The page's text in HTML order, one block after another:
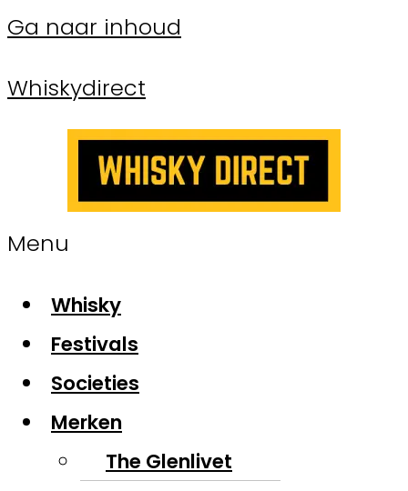
Ga naar inhoud
Whiskydirect
Menu
Whisky
Festivals
Societies
Merken
The Glenlivet